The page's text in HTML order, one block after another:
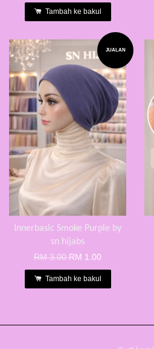
Tambah ke bakul
JUALAN
Innerbasic Smoke Purple by
sn hijabs
RM 3.00RM 1.00
Tambah ke bakul